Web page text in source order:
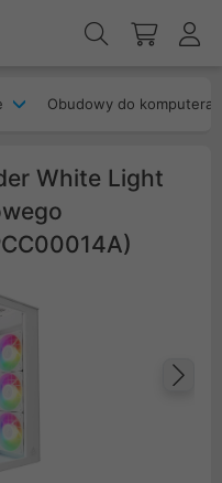
Obudowy do komputera
White Light